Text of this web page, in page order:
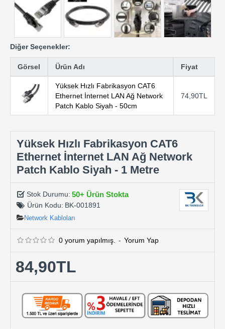
Diğer Seçenekler:
Görsel Ürün Adı Fiyat
Yüksek Hızlı Fabrikasyon CAT6
Ethernet İnternet LAN Ağ Network
Patch Kablo Siyah - 50cm
74,90TL
Yüksek Hızlı Fabrikasyon CAT6
Ethernet İnternet LAN Ağ Network
Patch Kablo Siyah - 1 Metre
Stok Durumu: 50+ Ürün Stokta
Ürün Kodu: BK-001891
Network Kabloları
0 yorum yapılmış. - Yorum Yap
84,90TL